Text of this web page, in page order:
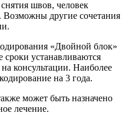
швов, человек
Возможны другие сочетания
«Двойной блок»
сроки устанавливаются
консультации. Наиболее
на 3 года.
может быть назначено
лечение.